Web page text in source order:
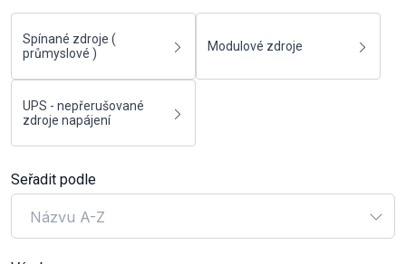
Spínané zdroje (
průmyslové )
Modulové zdroje
UPS - nepřerušované
zdroje napájení
Seřadit podle
Názvu A-Z